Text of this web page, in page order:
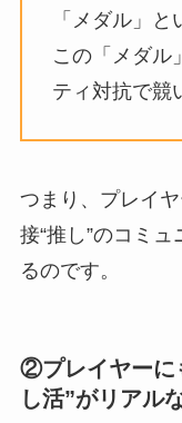
「メダル」
この「メダル
ティ対抗で競
つまり、プレイ
接“推し”のコミ
るのです。
②プレイヤーに
し活”がリアル